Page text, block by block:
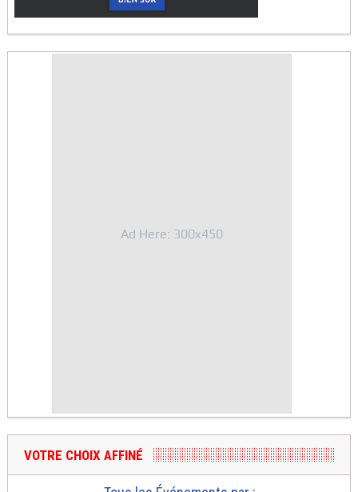
Ad Here: 300x450
VOTRE CHOIX AFFINÉ